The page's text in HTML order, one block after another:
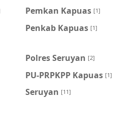
Pemkan Kapuas [1]
Penkab Kapuas [1]
Polres Seruyan [2]
PU-PRPKPP Kapuas [1]
Seruyan [11]